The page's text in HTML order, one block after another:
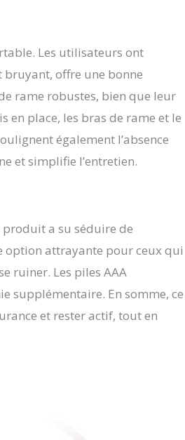
Les utilisateurs ont
offre une bonne
rame robustes, bien que leur
en place, les bras de rame et le
également l’absence
et simplifie l’entretien.
produit a su séduire de
attrayante pour ceux qui
ruiner. Les piles AAA
supplémentaire. En somme, ce
et rester actif, tout en